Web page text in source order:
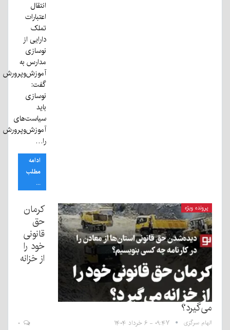
انتقال
اعتبارات
تملک
دارایی از
نوسازی
مدارس به
آموزش‌وپرورش
گفت:
نوسازی
باید
سیاست‌های
آموزش‌وپرورش
را…
ادامه
مطلب
...
پرونده ویژه
کرمان
حق
قانونی
خود را
از خزانه
می‌گیرد؟
الهام سرگزی ۰۹:۴۷ - ۶ خرداد ۱۴۰۴